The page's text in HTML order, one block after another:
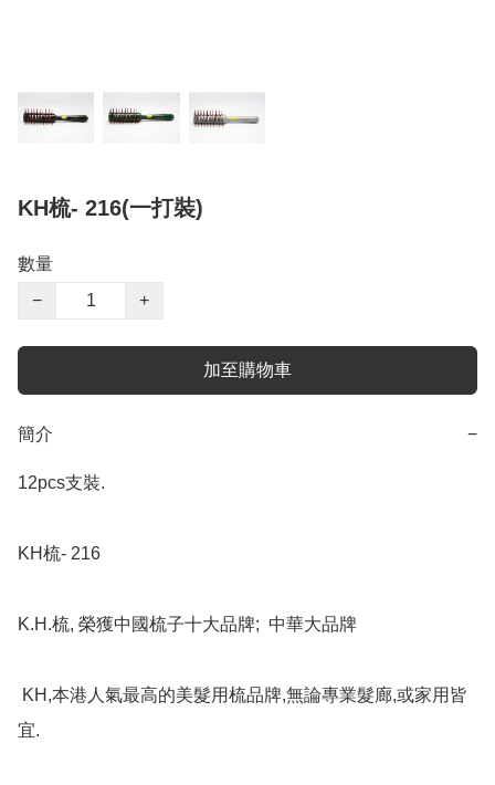
KH梳- 216(一打裝)
數量
−
+
加至購物車
簡介 −
12pcs支裝.
KH梳- 216
K.H.梳, 榮獲中國梳子十大品牌;  中華大品牌
宜.